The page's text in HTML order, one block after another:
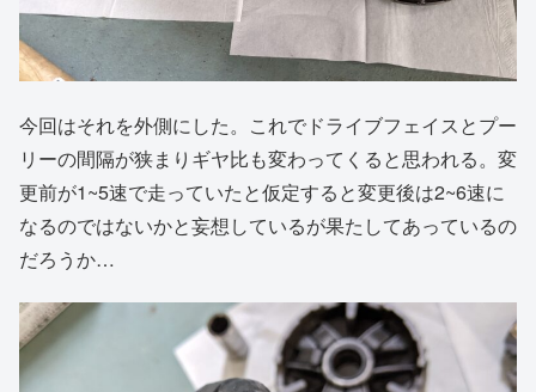
今回はそれを外側にした。これでドライブフェイスとプー
リーの間隔が狭まりギヤ比も変わってくると思われる。変
更前が1~5速で走っていたと仮定すると変更後は2~6速に
なるのではないかと妄想しているが果たしてあっているの
だろうか…